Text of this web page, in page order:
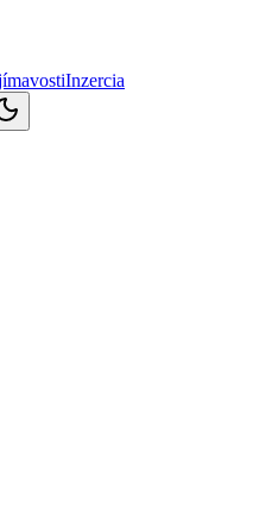
Inzercia